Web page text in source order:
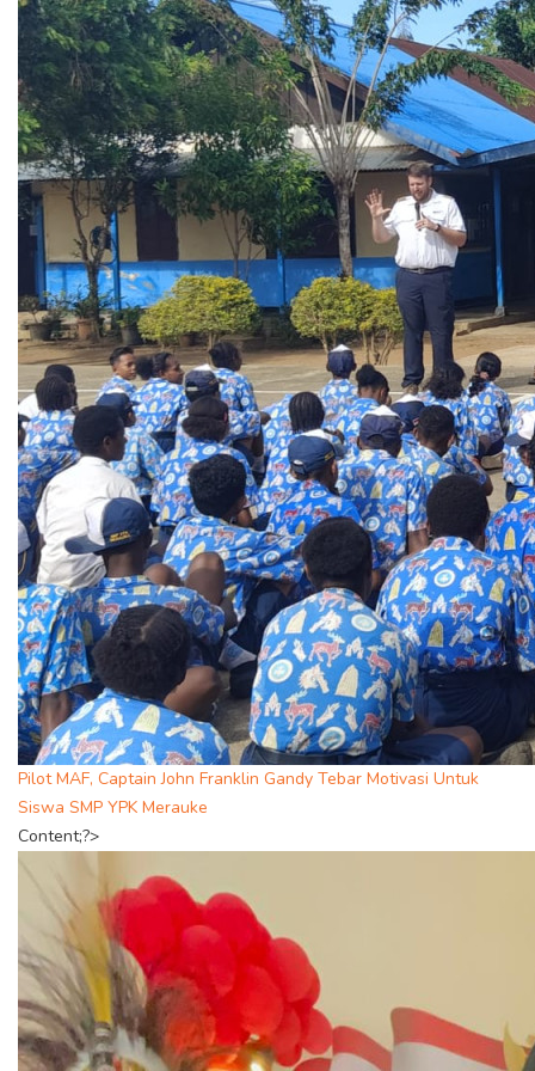
Pilot MAF, Captain John Franklin Gandy Tebar Motivasi Untuk
Siswa SMP YPK Merauke
Content;?>